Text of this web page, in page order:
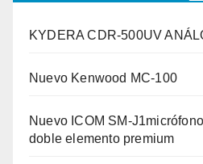
KYDERA CDR-500UV
Nuevo Kenwood MC-100
Nuevo ICOM SM-
doble elemento premium